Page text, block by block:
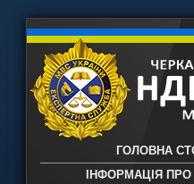
ГОЛОВНА
ІНФОРМАЦІЯ